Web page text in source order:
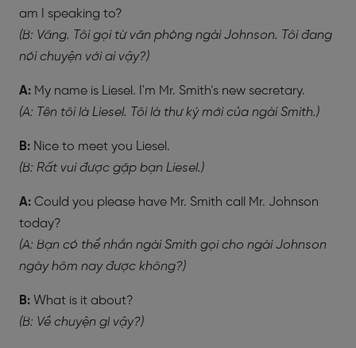
am I speaking to?
(B: Vâng. Tôi gọi từ văn phòng ngài Johnson. Tôi đang
nói chuyện với ai vậy?)
A: My name is Liesel. I'm Mr. Smith’s new secretary.
(A: Tên tôi là Liesel. Tôi là thư ký mới của ngài Smith.)
B: Nice to meet you Liesel.
(B: Rất vui được gặp bạn Liesel.)
A: Could you please have Mr. Smith call Mr. Johnson
today?
(A: Bạn có thể nhắn ngài Smith gọi cho ngài Johnson
ngày hôm nay được không?)
B: What is it about?
(B: Về chuyện gì vậy?)